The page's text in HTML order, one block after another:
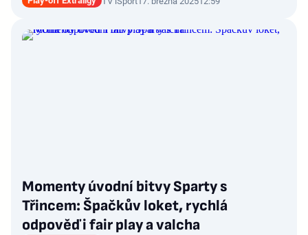
Momenty úvodní bitvy Sparty s
Třincem: Špačkův loket, rychlá
odpověď i fair play a valcha